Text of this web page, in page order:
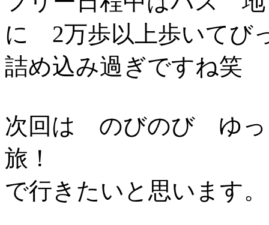
に 2万歩以上歩いてび
詰め込み過ぎですね笑
次回は のびのび ゆ
旅！
で行きたいと思います。